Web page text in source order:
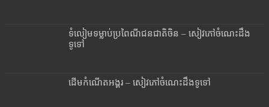
ទំលៀមទម្លាប់ប្រពៃណីជនជាតិចិន – សៀវភៅចំណេះដឹង
ទូទៅ
ដើមកំណើតអង្គរ – សៀវភៅចំណេះដឹងទូទៅ